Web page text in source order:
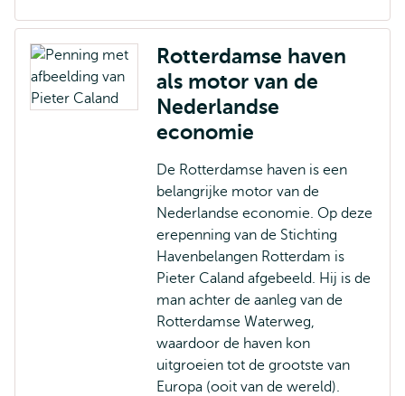
Rotterdamse haven
als motor van de
Nederlandse
economie
De Rotterdamse haven is een
belangrijke motor van de
Nederlandse economie. Op deze
erepenning van de Stichting
Havenbelangen Rotterdam is
Pieter Caland afgebeeld. Hij is de
man achter de aanleg van de
Rotterdamse Waterweg,
waardoor de haven kon
uitgroeien tot de grootste van
Europa (ooit van de wereld).